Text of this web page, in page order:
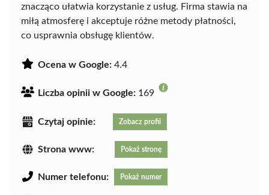
znacząco ułatwia korzystanie z usług. Firma stawia na
miłą atmosferę i akceptuje różne metody płatności,
co usprawnia obsługę klientów.
Ocena w Google: 4.4
Liczba opinii w Google: 169
Czytaj opinie: Zobacz profil
Strona www: Pokaż stronę
Numer telefonu: Pokaż numer